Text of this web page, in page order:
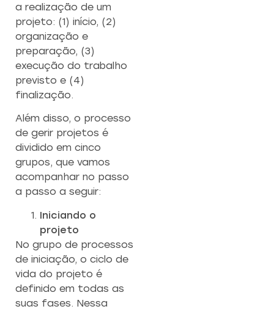
a realização de um
projeto: (1) início, (2)
organização e
preparação, (3)
execução do trabalho
previsto e (4)
finalização.
Além disso, o processo
de gerir projetos é
dividido em cinco
grupos, que vamos
acompanhar no passo
a passo a seguir:
Iniciando o
projeto
No grupo de processos
de iniciação, o ciclo de
vida do projeto é
definido em todas as
suas fases. Nessa